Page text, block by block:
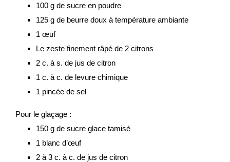
100 g de sucre en poudre
125 g de beurre doux à température ambiante
1 œuf
Le zeste finement râpé de 2 citrons
2 c. à s. de jus de citron
1 c. à c. de levure chimique
1 pincée de sel
Pour le glaçage :
150 g de sucre glace tamisé
1 blanc d’œuf
2 à 3 c. à c. de jus de citron